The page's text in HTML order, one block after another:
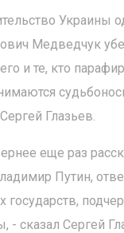
Украины
Медведчук
и те, кто
Глазьев.
еще раз
Путин,
государств,
- сказал Сергей